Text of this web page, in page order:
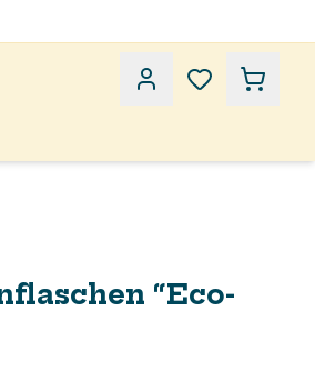
“Eco-